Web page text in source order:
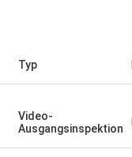
Typ
Video-
Ausgangsinspektion